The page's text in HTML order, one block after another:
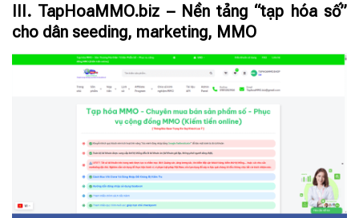
III. TapHoaMMO.biz – Nền tảng “tạp hóa số”
cho dân seeding, marketing, MMO